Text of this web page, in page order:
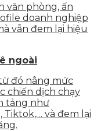
văn phòng, ấn
doanh nghiệp
vẫn đem lại hiệu
ngoài
đó nâng mức
chiến dịch chạy
tảng như
Tiktok,… và đem lại